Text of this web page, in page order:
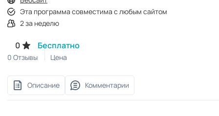
Эта программа совместима с любым сайтом
2 за неделю
0
0 Отзывы
Бесплатно
Цена
Описание Комментарии